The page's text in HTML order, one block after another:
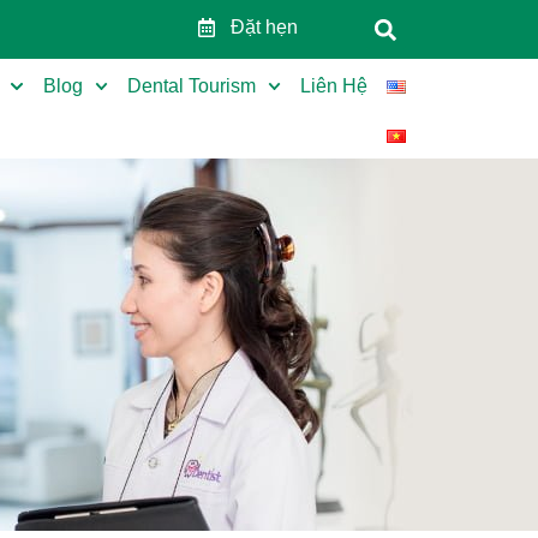
Đặt hẹn
Blog Dental Tourism Liên Hệ